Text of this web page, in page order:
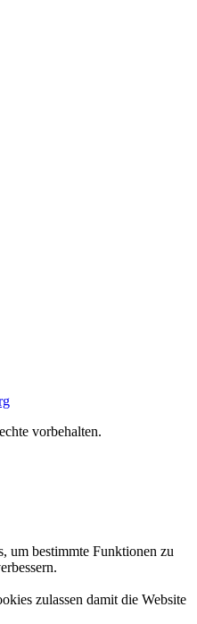
vorbehalten.
um bestimmte Funktionen zu
zulassen damit die Website